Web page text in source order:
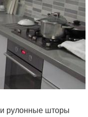
рулонные шторы